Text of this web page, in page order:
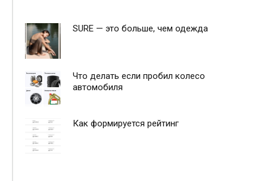
SURE — это больше, чем одежда
Что делать если пробил колесо
автомобиля
Как формируется рейтинг